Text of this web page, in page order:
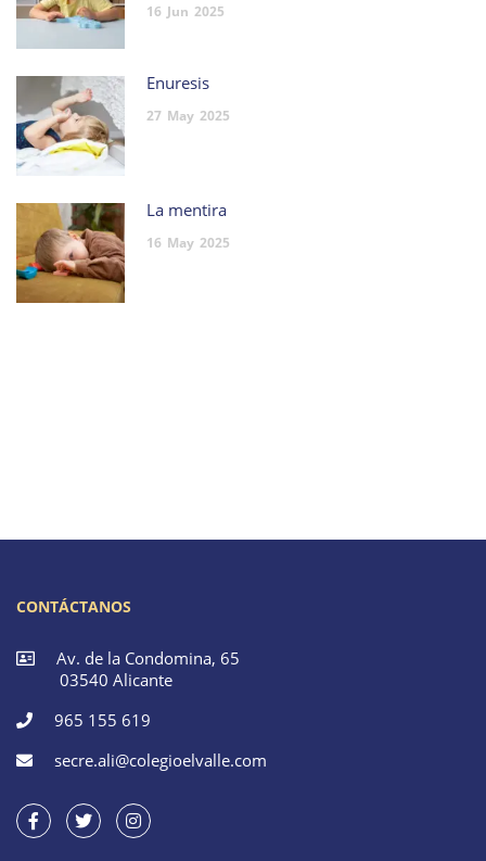
16 Jun 2025
Enuresis
27 May 2025
La mentira
16 May 2025
CONTÁCTANOS
Av. de la Condomina, 65
03540 Alicante
965 155 619
secre.ali@colegioelvalle.com